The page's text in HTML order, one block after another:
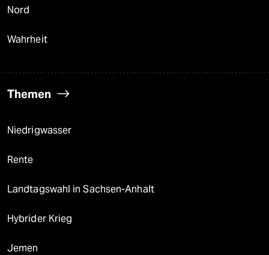
Nord
Wahrheit
Themen
Niedrigwasser
Rente
Landtagswahl in Sachsen-Anhalt
Hybrider Krieg
Jemen